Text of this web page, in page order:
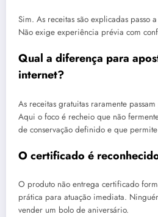
Sim. As receitas são explicadas passo
Não exige experiência prévia com
Qual a diferença para
internet?
As receitas gratuitas raramente
Aqui o foco é recheio que não
de conservação definido e que
O certificado é
O produto não entrega certificado
prática para atuação imediata.
vender um bolo de aniversário.